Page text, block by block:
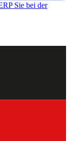
Sie bei der